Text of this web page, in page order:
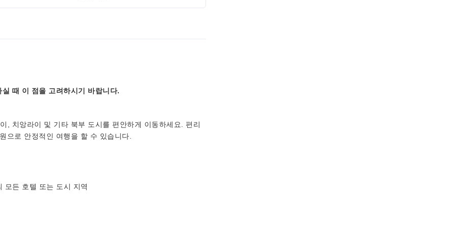
때 이 점을 고려하시기 바랍니다.
, 치앙라이 및 기타 북부 도시를 편안하게 이동하세요. 편리
으로 안정적인 여행을 할 수 있습니다.
모든 호텔 또는 도시 지역